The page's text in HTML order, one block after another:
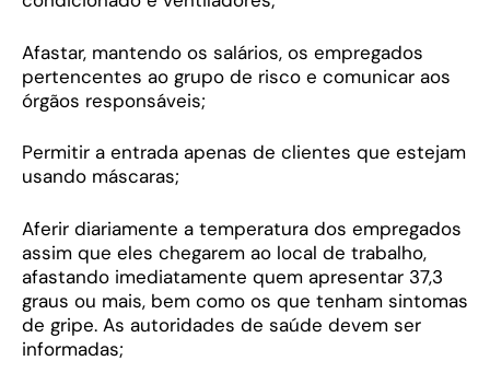
Afastar, mantendo os salários, os empregados
pertencentes ao grupo de risco e comunicar aos
órgãos responsáveis;
Permitir a entrada apenas de clientes que estejam
usando máscaras;
Aferir diariamente a temperatura dos empregados
assim que eles chegarem ao local de trabalho,
afastando imediatamente quem apresentar 37,3
graus ou mais, bem como os que tenham sintomas
de gripe. As autoridades de saúde devem ser
informadas;